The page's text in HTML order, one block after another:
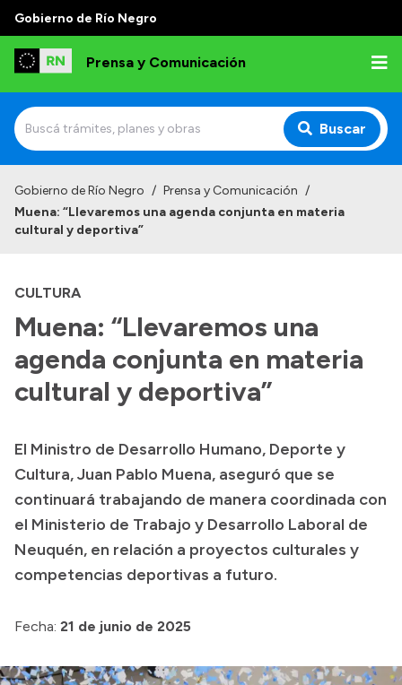
Gobierno de Río Negro
Prensa y Comunicación
Buscar
Institucional
Referentes de prensa
Archivo de noticias
Transparencia
Boletín Oficial
Compras y licitaciones
Consulta de expedientes
Consulta de pago a proveedores
Convocatorias
Gobierno de Río Negro / Prensa y Comunicación /
Muena: “Llevaremos una agenda conjunta en materia
cultural y deportiva”
CULTURA
Muena: “Llevaremos una
agenda conjunta en materia
cultural y deportiva”
El Ministro de Desarrollo Humano, Deporte y
Cultura, Juan Pablo Muena, aseguró que se
continuará trabajando de manera coordinada con
el Ministerio de Trabajo y Desarrollo Laboral de
Neuquén, en relación a proyectos culturales y
competencias deportivas a futuro.
Fecha: 21 de junio de 2025